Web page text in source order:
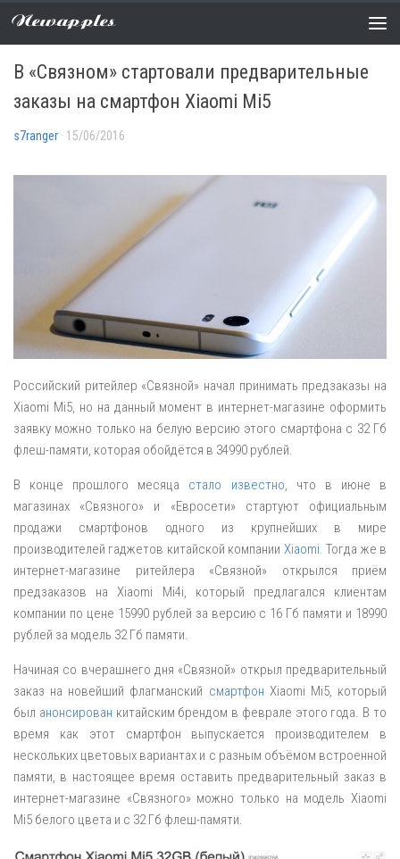
Newapples
НОВОСТИ 0 COMMENTS
В «Связном» стартовали предварительные
заказы на смартфон Xiaomi Mi5
s7ranger · 15/06/2016
Российский ритейлер «Связной» начал принимать предзаказы на
Xiaomi Mi5, но на данный момент в интернет-магазине оформить
заявку можно только на белую версию этого смартфона с 32 Гб
флеш-памяти, которая обойдётся в 34990 рублей.
В конце прошлого месяца стало известно , что в июне в
магазинах «Связного» и «Евросети» стартуют официальным
продажи смартфонов одного из крупнейших в мире
производителей гаджетов китайской компании Xiaomi . Тогда же в
интернет-магазине ритейлера «Связной» открылся приём
предзаказов на Xiaomi Mi4i, который предлагался клиентам
компании по цене 15990 рублей за версию с 16 Гб памяти и 18990
рублей за модель 32 Гб памяти.
Начиная со вчерашнего дня «Связной» открыл предварительный
заказ на новейший флагманский смартфон Xiaomi Mi5, который
был анонсирован китайским брендом в феврале этого года. В то
время как этот смартфон выпускается производителем в
нескольких цветовых вариантах и с разным объёмом встроенной
памяти, в настоящее время оставить предварительный заказ в
интернет-магазине «Связного» можно только на модель Xiaomi
Mi5 белого цвета и с 32 Гб флеш-памяти.